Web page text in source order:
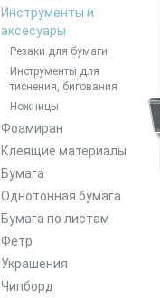
Инструменты и
аксесуары
Резаки для бумаги
Инструменты для
тиснения, бигования
Ножницы
Фоамиран
Клеящие материалы
Бумага
Однотонная бумага
Бумага по листам
Фетр
Украшения
Чипборд